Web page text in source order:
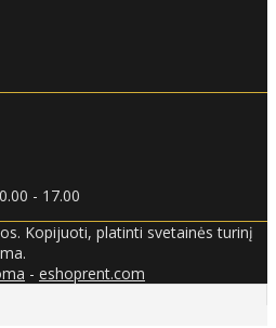
- 17.00
Kopijuoti, platinti svetainės turinį
- eshoprent.com